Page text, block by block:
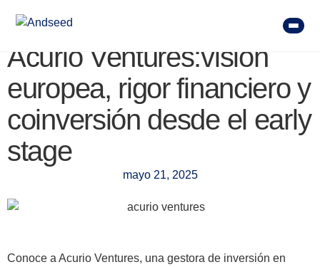
Acurio Ventures:visión
europea, rigor financiero y
coinversión desde el early
stage
mayo 21, 2025
Conoce a Acurio Ventures, una gestora de inversión en